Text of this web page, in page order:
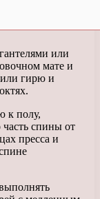
или
мате и
или гирю и
к полу,
спины от
пресса и